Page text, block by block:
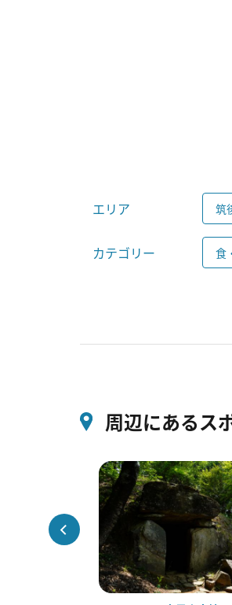
エリア 筑
カテゴリー 食
周辺にあるス